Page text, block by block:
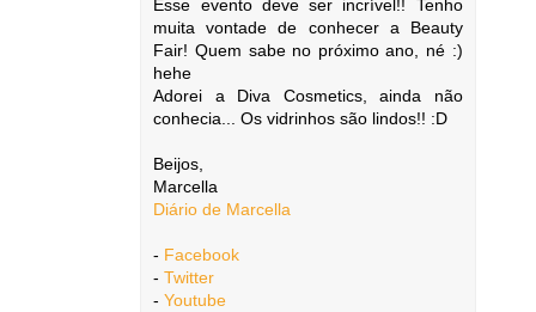
Esse evento deve ser incrível!! Tenho
muita vontade de conhecer a Beauty
Fair! Quem sabe no próximo ano, né :)
hehe
Adorei a Diva Cosmetics, ainda não
conhecia... Os vidrinhos são lindos!! :D
Beijos,
Marcella
Diário de Marcella
- Facebook
-Twitter
-Youtube